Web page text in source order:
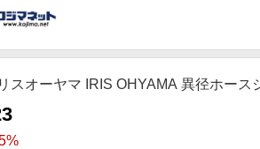
スオーヤマ IRIS OHYAMA 異径ホース